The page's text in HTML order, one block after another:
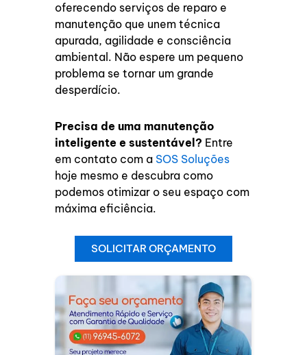
oferecendo serviços de reparo e
manutenção que unem técnica
apurada, agilidade e consciência
ambiental. Não espere um pequeno
problema se tornar um grande
desperdício.
Precisa de uma manutenção
inteligente e sustentável? Entre
em contato com a SOS Soluções
hoje mesmo e descubra como
podemos otimizar o seu espaço com
máxima eficiência.
SOLICITAR ORÇAMENTO